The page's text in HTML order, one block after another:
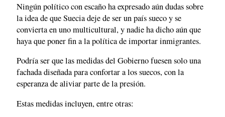
Ningún político con escaño ha expresado aún dudas sobre
la idea de que Suecia deje de ser un país sueco y se
convierta en uno multicultural, y nadie ha dicho aún que
haya que poner fin a la política de importar inmigrantes.
Podría ser que las medidas del Gobierno fuesen solo una
fachada diseñada para confortar a los suecos, con la
esperanza de aliviar parte de la presión.
Estas medidas incluyen, entre otras: